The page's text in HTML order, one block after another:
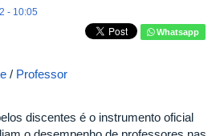
- 10:05
Whatsapp
/ Professor
discentes é o instrumento oficial